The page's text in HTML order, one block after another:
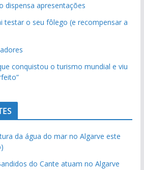
dispensa apresentações
testar o seu fôlego (e recompensar a
conquistou o turismo mundial e viu
da água do mar no Algarve este
do Cante atuam no Algarve